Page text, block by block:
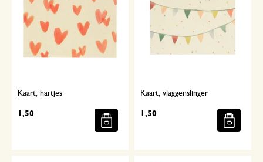
Kaart, hartjes
1,50
Kaart, vlaggenslinger
1,50